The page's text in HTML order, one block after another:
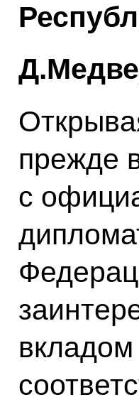
прежде
с